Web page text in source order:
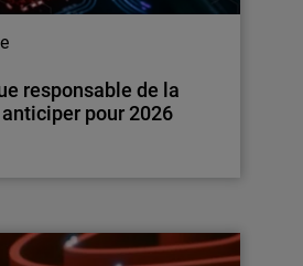
responsable de la
pour 2026